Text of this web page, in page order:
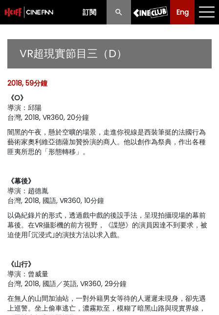
訂閱 Eng
Eng 中文
節目
優惠計劃
VR超現實節目三（D）
2018, 59分鐘
《O》
導演：邱陽
台灣, 2018, VR360, 20分鐘
闇黑的午夜，懸於空曠的場景，走進你視線是西裝筆挺的法國行為
藝術家奧利維亞德薩加贊扮演的商人。他以創作為祭典，作出各種
匪夷所思的「形態轉移」。
《幕後》
導演：趙德胤
台灣, 2018, 國語, VR360, 10分鐘
以偽紀錄片的形式，透過戲中戲的後設手法，呈現拍攝現場的幕前
幕後。在VR攝影機的前方視野，《諜戀》的演員因達不到要求，被
迫使用｢沉浸式｣的演技方法以求入戲。
《山行》
導演：曾威量
台灣, 2018, 國語／英語, VR360, 29分鐘
在無人的山間加油站，一對外籍男女等待的人遲遲未現身，卻先遇
上巡警。坐上偷車逃亡，濃霧欺至，模糊了暗黑山路與現實界線，